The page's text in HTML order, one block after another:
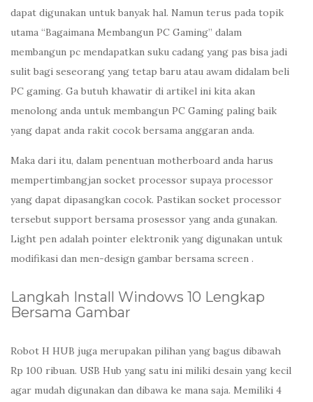
dapat digunakan untuk banyak hal. Namun terus pada topik
utama “Bagaimana Membangun PC Gaming” dalam
membangun pc mendapatkan suku cadang yang pas bisa jadi
sulit bagi seseorang yang tetap baru atau awam didalam beli
PC gaming. Ga butuh khawatir di artikel ini kita akan
menolong anda untuk membangun PC Gaming paling baik
yang dapat anda rakit cocok bersama anggaran anda.
Maka dari itu, dalam penentuan motherboard anda harus
mempertimbangjan socket processor supaya processor
yang dapat dipasangkan cocok. Pastikan socket processor
tersebut support bersama prosessor yang anda gunakan.
Light pen adalah pointer elektronik yang digunakan untuk
modifikasi dan men-design gambar bersama screen .
Langkah Install Windows 10 Lengkap
Bersama Gambar
Robot H HUB juga merupakan pilihan yang bagus dibawah
Rp 100 ribuan. USB Hub yang satu ini miliki desain yang kecil
agar mudah digunakan dan dibawa ke mana saja. Memiliki 4